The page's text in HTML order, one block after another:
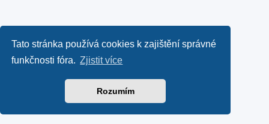
Tato stránka používá cookies k zajištění správné
funkčnosti fóra. Zjistit více
Rozumím